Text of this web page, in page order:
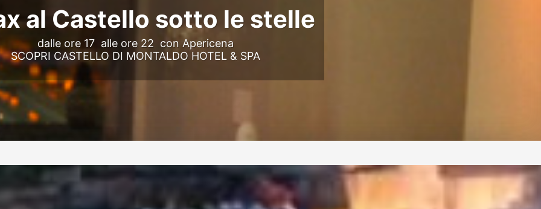
al Castello sotto le stelle
dalle ore 17 alle ore 22 con Apericena
SCOPRI CASTELLO DI MONTALDO HOTEL & SPA